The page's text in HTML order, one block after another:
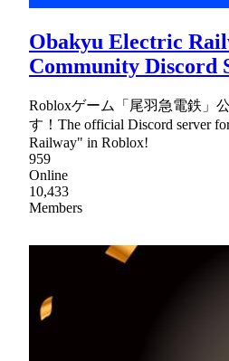
Obakyu Electric
Community Discord
Robloxゲーム「尾羽急電鉄」
す！The official Discord server
Railway" in Roblox!
959
Online
10,433
Members